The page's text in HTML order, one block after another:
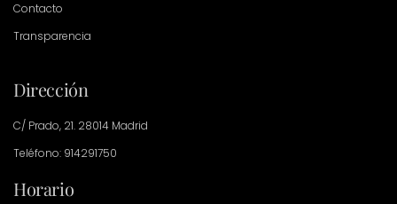
Contacto
Transparencia
Dirección
C/ Prado, 21. 28014 Madrid
Teléfono: 914291750
Horario